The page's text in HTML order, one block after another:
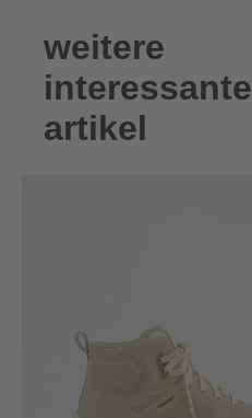
Produktgalerie überspringen
weitere
interessante
artikel